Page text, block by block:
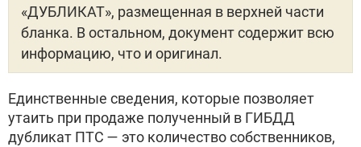
«ДУБЛИКАТ», размещенная в верхней части
бланка. В остальном, документ содержит всю
информацию, что и оригинал.
Единственные сведения, которые позволяет
утаить при продаже полученный в ГИБДД
дубликат ПТС — это количество собственников,